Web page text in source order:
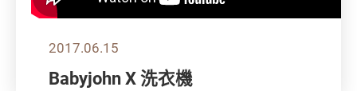
2017.06.15
Babyjohn X 洗衣機